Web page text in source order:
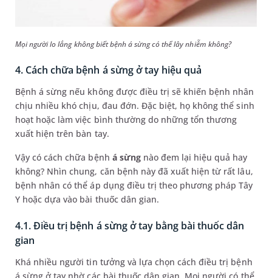
Mọi người lo lắng không biết bệnh á sừng có thể lây nhiễm không?
4. Cách chữa bệnh á sừng ở tay hiệu quả
Bệnh á sừng nếu không được điều trị sẽ khiến bệnh nhân
chịu nhiều khó chịu, đau đớn. Đặc biệt, họ không thể sinh
hoạt hoặc làm việc bình thường do những tổn thương
xuất hiện trên bàn tay.
Vậy có cách chữa bệnh á sừngnào đem lại hiệu quả hay
không? Nhìn chung, căn bệnh này đã xuất hiện từ rất lâu,
bệnh nhân có thể áp dụng điều trị theo phương pháp Tây
Y hoặc dựa vào bài thuốc dân gian.
4.1. Điều trị bệnh á sừng ở tay bằng bài thuốc dân
gian
Khá nhiều người tin tưởng và lựa chọn cách điều trị bệnh
á sừng ở tay nhờ các bài thuốc dân gian. Mọi người có thể